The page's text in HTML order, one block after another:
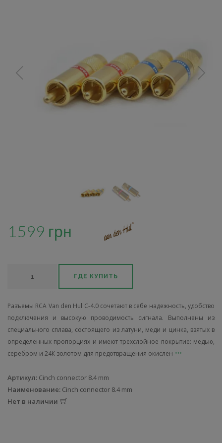
1599 грн
ГДЕ КУПИТЬ
Разъемы RCA Van den Hul C-4.0 сочетают в себе надежность, удобство
подключения и высокую проводимость сигнала. Выполнены из
специального сплава, состоящего из латуни, меди и цинка, взятых в
определенных пропорциях и имеют трехслойное покрытие: медью,
серебром и 24К золотом для предотвращения окислен
Артикул: Cinch connector 8.4 mm
Наименование: Cinch connector 8.4 mm
Нет в наличии